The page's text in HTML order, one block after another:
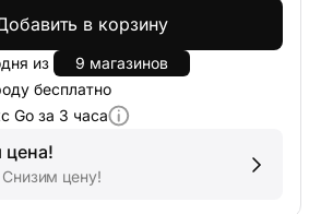
в корзину
из
9 магазинов
бесплатно
Go за 3 часа
цена!
цену!